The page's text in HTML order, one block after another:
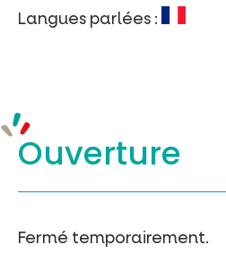
Langues parlées :
Ouverture
Fermé temporairement.